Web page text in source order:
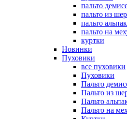
пальто
пальто из
пальто
пальто на
куртки
Новинки
Пуховики
все пуховики
Пуховики
Пальто
Пальто из
Пальто
Пальто на